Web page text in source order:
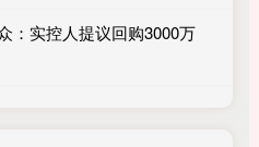
：实控人提议回购3000万